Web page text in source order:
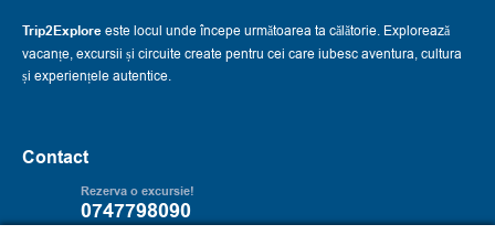
Trip2Exploreeste locul unde începe următoarea ta călătorie. Explorează
vacanțe, excursii și circuite create pentru cei care iubesc aventura, cultura
și experiențele autentice.
Contact
Rezerva o excursie!
0747798090